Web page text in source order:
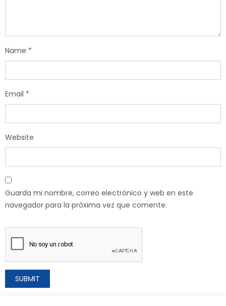
Name *
Email *
Website
Guarda mi nombre, correo electrónico y web en este
navegador para la próxima vez que comente.